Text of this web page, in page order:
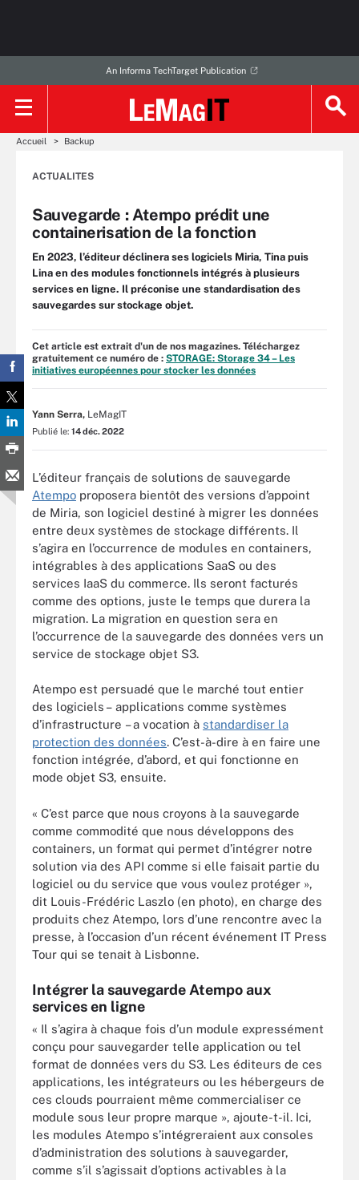
An Informa TechTarget Publication
Accueil Backup
ACTUALITES
Sauvegarde : Atempo prédit une
containerisation de la fonction
En 2023, l’éditeur déclinera ses logiciels Miria, Tina puis
Lina en des modules fonctionnels intégrés à plusieurs
services en ligne. Il préconise une standardisation des
sauvegardes sur stockage objet.
Cet article est extrait d'un de nos magazines. Téléchargez
gratuitement ce numéro de : STORAGE: Storage 34 – Les
initiatives européennes pour stocker les données
Yann Serra, LeMagIT
Publié le: 14 déc. 2022
L’éditeur français de solutions de sauvegarde
Atempo proposera bientôt des versions d’appoint
de Miria, son logiciel destiné à migrer les données
entre deux systèmes de stockage différents. Il
s’agira en l’occurrence de modules en containers,
intégrables à des applications SaaS ou des
services IaaS du commerce. Ils seront facturés
comme des options, juste le temps que durera la
migration. La migration en question sera en
l’occurrence de la sauvegarde des données vers un
service de stockage objet S3.
Atempo est persuadé que le marché tout entier
des logiciels – applications comme systèmes
d’infrastructure – a vocation à standardiser la
protection des données. C’est-à-dire à en faire une
fonction intégrée, d’abord, et qui fonctionne en
mode objet S3, ensuite.
« C’est parce que nous croyons à la sauvegarde
comme commodité que nous développons des
containers, un format qui permet d’intégrer notre
solution via des API comme si elle faisait partie du
logiciel ou du service que vous voulez protéger »,
dit Louis-Frédéric Laszlo (en photo), en charge des
produits chez Atempo, lors d’une rencontre avec la
presse, à l’occasion d’un récent événement IT Press
Tour qui se tenait à Lisbonne.
Intégrer la sauvegarde Atempo aux
services en ligne
« Il s’agira à chaque fois d’un module expressément
conçu pour sauvegarder telle application ou tel
format de données vers du S3. Les éditeurs de ces
applications, les intégrateurs ou les hébergeurs de
ces clouds pourraient même commercialiser ce
module sous leur propre marque », ajoute-t-il. Ici,
les modules Atempo s’intégreraient aux consoles
d’administration des solutions à sauvegarder,
comme s’il s’agissait d’options activables à la